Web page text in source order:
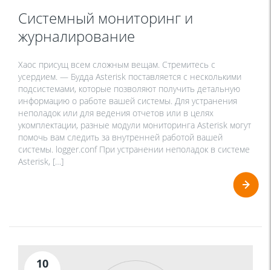
Системный мониторинг и
журналирование
Хаос присущ всем сложным вещам. Стремитесь с
усердием. — Будда Asterisk поставляется с несколькими
подсистемами, которые позволяют получить детальную
информацию о работе вашей системы. Для устранения
неполадок или для ведения отчетов или в целях
укомплектации, разные модули мониторинга Asterisk могут
помочь вам следить за внутренней работой вашей
системы. logger.conf При устранении неполадок в системе
Asterisk, […]
10